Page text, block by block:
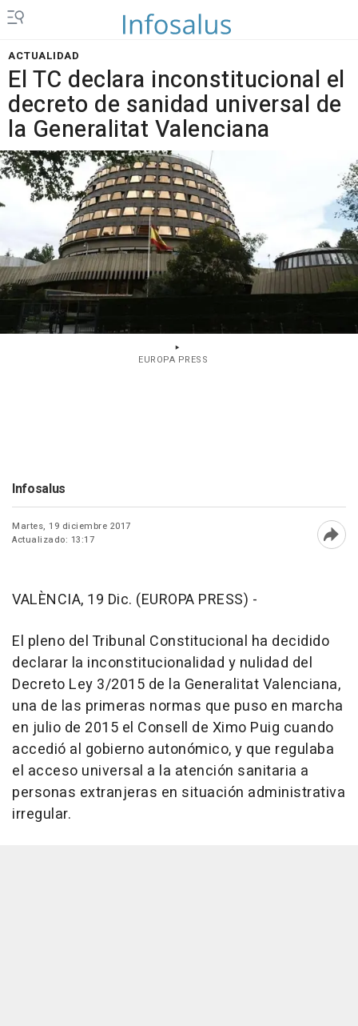
ACTUALIDAD
El TC declara inconstitucional el
decreto de sanidad universal de
la Generalitat Valenciana
EUROPA PRESS
Infosalus
Martes, 19 diciembre 2017
Actualizado: 13:17
VALÈNCIA, 19 Dic. (EUROPA PRESS) -
El pleno del Tribunal Constitucional ha decidido
declarar la inconstitucionalidad y nulidad del
Decreto Ley 3/2015 de la Generalitat Valenciana,
una de las primeras normas que puso en marcha
en julio de 2015 el Consell de Ximo Puig cuando
accedió al gobierno autonómico, y que regulaba
el acceso universal a la atención sanitaria a
personas extranjeras en situación administrativa
irregular.